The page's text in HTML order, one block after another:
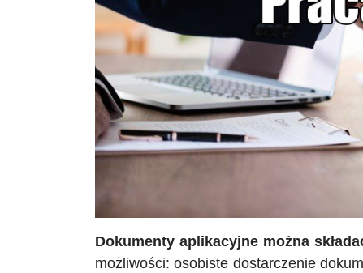
Dokumenty aplikacyjne można
możliwości: osobiste dostarczenie